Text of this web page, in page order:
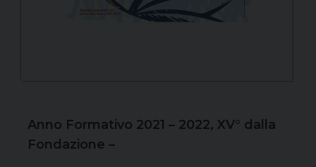
Anno Formativo 2021 – 2022, XV° dalla
Fondazione –